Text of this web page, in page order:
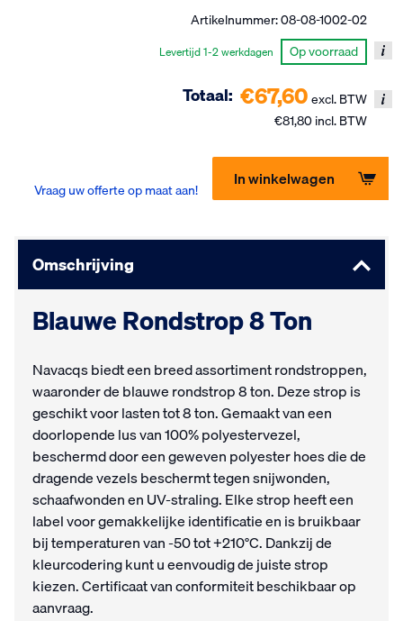
Artikelnummer:08-08-1002-02
Op voorraad
Levertijd 1-2 werkdagen
Totaal: €67,60excl. BTW
€81,80 incl. BTW
In winkelwagen
Vraag uw offerte op maat aan!
Omschrijving
Blauwe Rondstrop 8 Ton
Navacqs biedt een breed assortiment rondstroppen,
waaronder de blauwe rondstrop 8 ton. Deze strop is
geschikt voor lasten tot 8 ton. Gemaakt van een
doorlopende lus van 100% polyestervezel,
beschermd door een geweven polyester hoes die de
dragende vezels beschermt tegen snijwonden,
schaafwonden en UV-straling. Elke strop heeft een
label voor gemakkelijke identificatie en is bruikbaar
bij temperaturen van -50 tot +210°C. Dankzij de
kleurcodering kunt u eenvoudig de juiste strop
kiezen. Certificaat van conformiteit beschikbaar op
aanvraag.